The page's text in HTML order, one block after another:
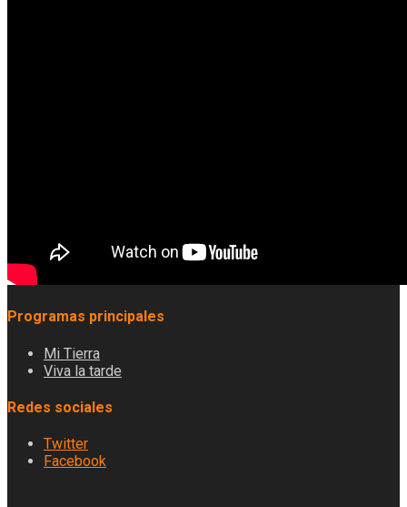
Programas principales
Mi Tierra
Viva la tarde
Redes sociales
Twitter
Facebook